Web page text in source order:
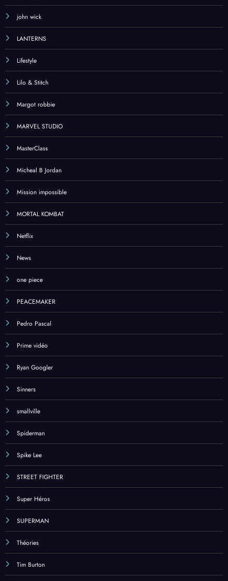
john wick
LANTERNS
Lifestyle
Lilo & Stitch
Margot robbie
MARVEL STUDIO
MasterClass
Micheal B Jordan
Mission impossible
MORTAL KOMBAT
Netflix
News
one piece
PEACEMAKER
Pedro Pascal
Prime vidéo
Ryan Googler
Sinners
smallville
Spiderman
Spike Lee
STREET FIGHTER
Super Héros
SUPERMAN
Théories
Tim Burton